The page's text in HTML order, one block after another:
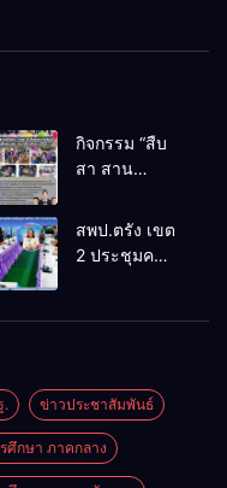
กิจกรรม “สืบ
สา สาน
ล้านนาวิถี สู่
โลกแห่งการ
เรียนรู้”
สันพระเนตร
สพป.ตรัง เขต
2 ประชุมคณะ
2569
. ข่าวประชาสัมพันธ์
ศึกษา ภาคกลาง